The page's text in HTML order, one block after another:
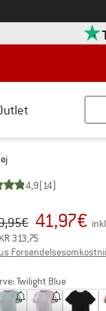
her Åbnes i en
4,9(14)
pris :
€ 41,97€
KR 313,75
Twilight Blue